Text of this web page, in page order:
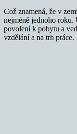
Což znamená, že v
nejméně jednoho
povolení k pobytu a
vzdělání a na trh práce.